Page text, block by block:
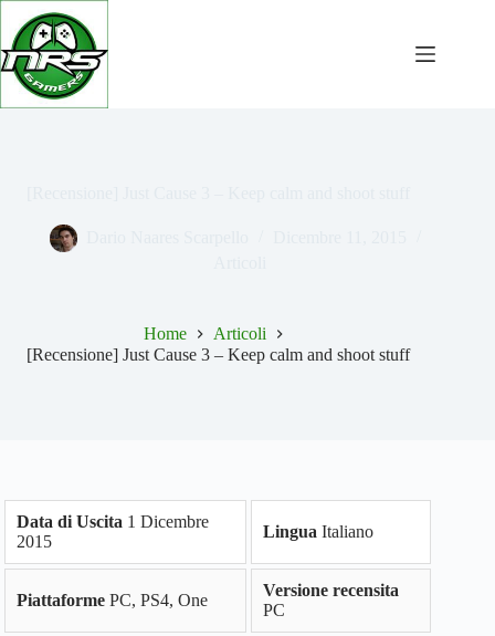
Salta
contenuto
Home
Articoli
[Recensione] Just Cause 3 – Keep calm and shoot stuff
Data di Uscita 1 Dicembre
2015
Lingua Italiano
Piattaforme PC, PS4, One
Versione recensita
PC